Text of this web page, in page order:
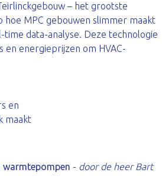
– het grootste
hoe MPC gebouwen slimmer maakt
data-analyse. Deze technologie
energieprijzen om HVAC-
en
maakt
warmtepompen - door de heer Bart